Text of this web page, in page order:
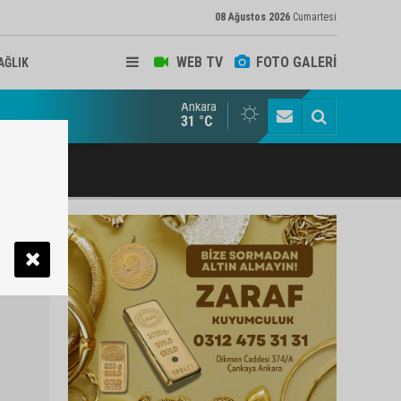
08 Ağustos 2026 Cumartesi
WEB TV FOTO GALERİ
ve Arabulucu Rüstem Yiğit Ahizer'e ziyaretçi akını
Ankara
31 °C